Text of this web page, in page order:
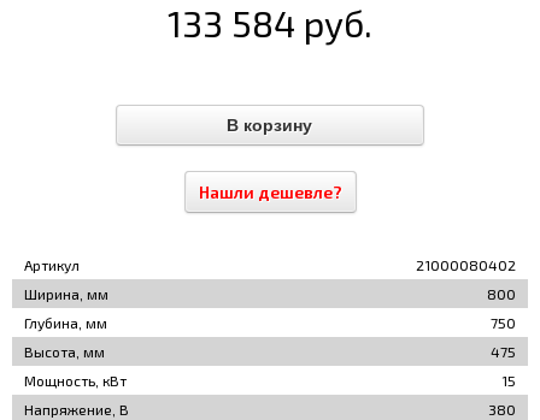
133 584 руб.
Нашли дешевле?
Артикул
21000080402
Ширина, мм
800
Глубина, мм
750
Высота, мм
475
Мощность, кВт
15
Напряжение, В
380